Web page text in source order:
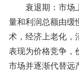
衰退期：市场
量和利润总额由缓
术，经济上老化，
表现为价格竞争，
市场并逐渐代替远